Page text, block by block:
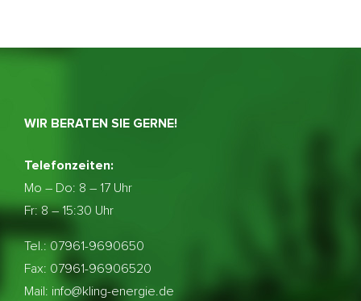
WIR BERATEN SIE GERNE!
Telefonzeiten:
Mo – Do: 8 – 17 Uhr
Fr: 8 – 15:30 Uhr
Tel.: 07961-9690650
Fax: 07961-96906520
Mail: info@kling-energie.de